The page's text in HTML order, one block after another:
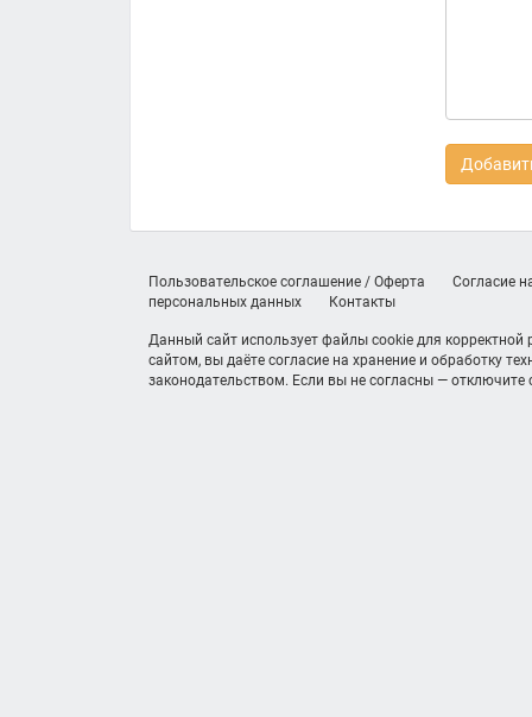
Пользовательское соглашение / Оферта
Согласие
персональных данных
Контакты
Данный сайт использует файлы cookie для
сайтом, вы даёте согласие на хранение и обработку
законодательством. Если вы не согласны — отключите